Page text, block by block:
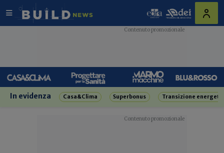
In evidenza Casa&Clima Superbonus Transizione